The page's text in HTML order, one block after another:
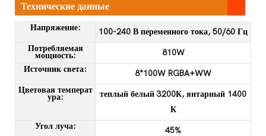
Технические данные
Напряжение:
100-240 В переменного тока, 50/60 Гц
Потребляемая
мощность:
810W
Источник света:
8*100W RGBA+WW
Цветовая температ
ура:
теплый белый 3200К, янтарный 1400
К
Угол луча:
45%